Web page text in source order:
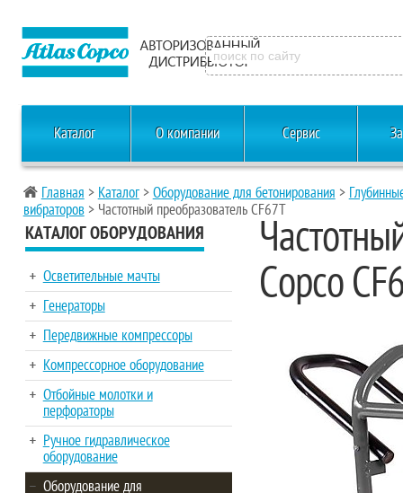
Каталог О компании Сервис
Главная > Каталог> Оборудование для бетонирования >
вибраторов> Частотный преобразователь CF67T
КАТАЛОГ ОБОРУДОВАНИЯ
Осветительные мачты
Генераторы
Передвижные компрессоры
Компрессорное оборудование
Отбойные молотки и
перфораторы
Ручное гидравлическое
оборудование
Оборудование для
Copco